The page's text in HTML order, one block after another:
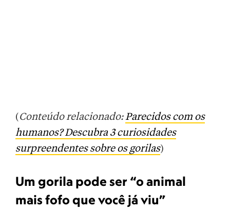
(Conteúdo relacionado:Parecidos com os
humanos? Descubra 3 curiosidades
surpreendentes sobre os gorilas)
Um gorila pode ser “o animal
mais fofo que você já viu”